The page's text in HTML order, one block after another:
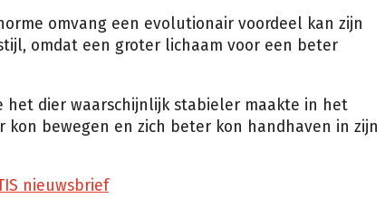
omvang een evolutionair voordeel kan zijn
omdat een groter lichaam voor een beter
het dier waarschijnlijk stabieler maakte in het
bewegen en zich beter kon handhaven in zijn
nieuwsbrief